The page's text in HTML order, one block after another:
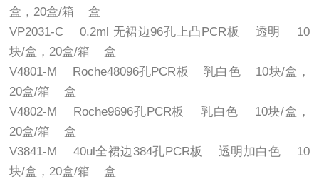
盒，20盒/箱 盒
VP2031-C 0.2ml 无裙边96孔上凸PCR板 透明 10
块/盒，20盒/箱 盒
V4801-M Roche48096孔PCR板 乳白色 10块/盒，
20盒/箱 盒
V4802-M Roche9696孔PCR板 乳白色 10块/盒，
20盒/箱 盒
V3841-M 40ul全裙边384孔PCR板 透明加白色 10
块/盒，20盒/箱 盒